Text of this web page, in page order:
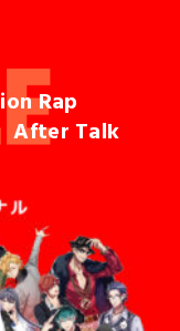
Rap
After Talk